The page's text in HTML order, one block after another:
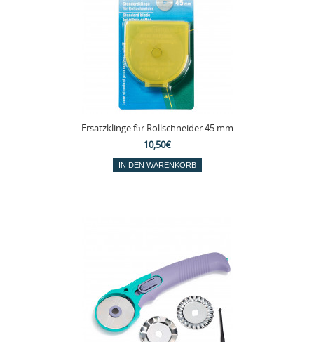
Ersatzklinge für Rollschneider 45 mm
10,50€